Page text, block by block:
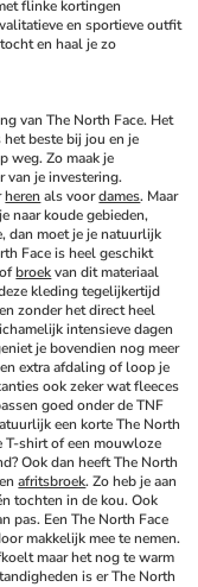
flinke kortingen
en sportieve outfit
en haal je zo
van The North Face. Het
beste bij jou en je
weg. Zo maak je
van je investering.
heren als voor dames. Maar
naar koude gebieden,
dan moet je je natuurlijk
Face is heel geschikt
of broek van dit materiaal
kleding tegelijkertijd
zonder het direct heel
intensieve dagen
je bovendien nog meer
extra afdaling of loop je
ook zeker wat fleeces
goed onder de TNF
een korte The North
T-shirt of een mouwloze
Ook dan heeft The North
afritsbroek. Zo heb je aan
tochten in de kou. Ook
pas. Een The North Face
makkelijk mee te nemen.
maar het nog te warm
is er The North